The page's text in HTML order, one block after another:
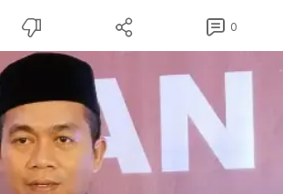
0